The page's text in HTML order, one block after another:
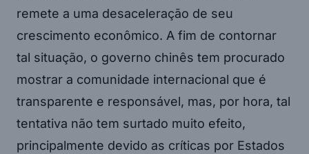
remete a uma desaceleração de seu
crescimento econômico. A fim de contornar
tal situação, o governo chinês tem procurado
mostrar a comunidade internacional que é
transparente e responsável, mas, por hora, tal
tentativa não tem surtado muito efeito,
principalmente devido as críticas por Estados